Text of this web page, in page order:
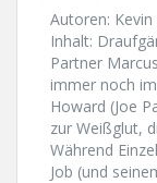
Autoren:
Inhalt:
Partner
immer noch
Howard (Joe
zur Weißglut,
Während
Job (und